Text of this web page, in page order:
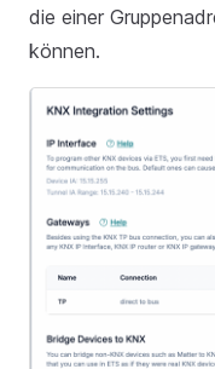
die einer
können.